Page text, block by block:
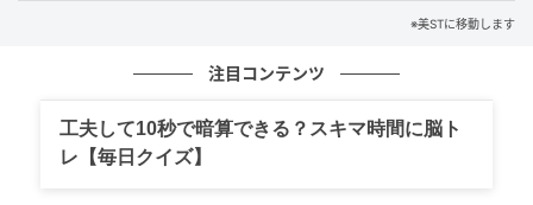
※美STに移動します
注目コンテンツ
工夫して10秒で暗算できる？スキマ時間に脳ト
レ【毎日クイズ】